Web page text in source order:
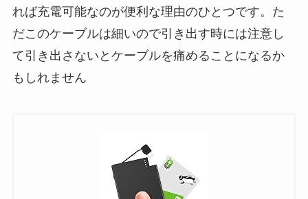
れば充電可能なのが便利な理由のひとつです。た
だこのケーブルは細いので引き出す時には注意し
て引き出さないとケーブルを痛めることになるか
もしれません